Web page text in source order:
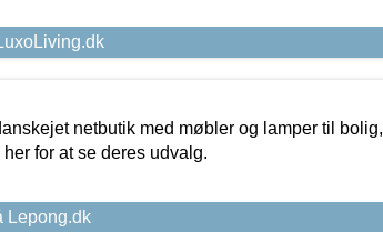
netbutik med møbler og lamper til bolig,
for at se deres udvalg.
Lepong.dk